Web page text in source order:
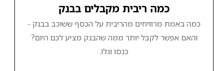
כמה ריבית מקבלים בבנק
כמה באמת מרוויחים מהריבית על הכסף ששוכב בבנק -
והאם אפשר לקבל יותר ממה שהבנק מציע לכם היום?
כנסו וגלו.